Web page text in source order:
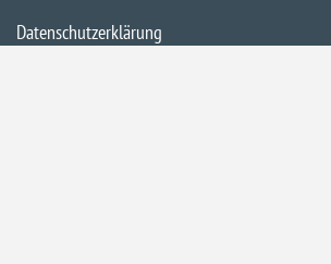
Datenschutzerklärung